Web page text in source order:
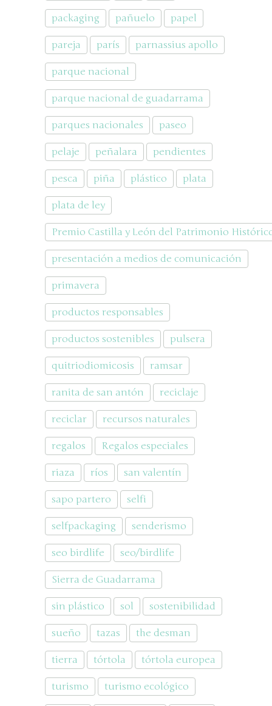
packaging pañuelo papel
pareja parís parnassius apollo
parque nacional
parque nacional de guadarrama
parques nacionales paseo
pelaje peñalara pendientes
pesca piña plástico plata
plata de ley
Premio Castilla y León del Patrimonio Histórico
presentación a medios de comunicación
primavera
productos responsables
productos sostenibles pulsera
quitriodiomicosis ramsar
ranita de san antón reciclaje
reciclar recursos naturales
regalos Regalos especiales
riaza ríos san valentín
sapo partero selfi
selfpackaging senderismo
seo birdlife seo/birdlife
Sierra de Guadarrama
sin plástico sol sostenibilidad
sueño tazas the desman
tierra tórtola tórtola europea
turismo turismo ecológico